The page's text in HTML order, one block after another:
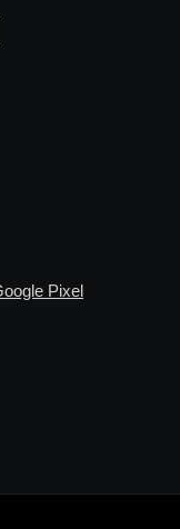
Pixel